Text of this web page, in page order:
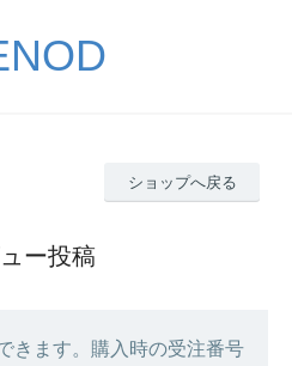
ショップへ戻る
ー投稿
きます。購入時の受注番号